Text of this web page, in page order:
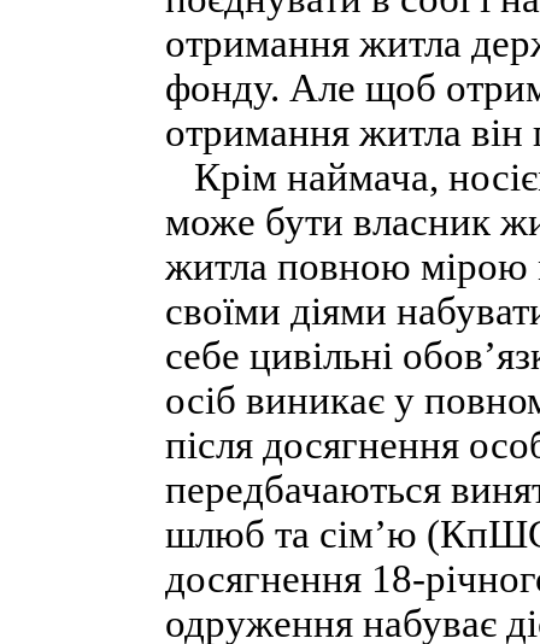
отримання житла
фонду. Але щоб
отримання житла він
Крім наймача,
може бути власник
житла повною мірою
своїми діями
себе цивільні
осіб виникає у
після досягнення
передбачаються
шлюб та сім’ю
досягнення 18-
одруження набуває